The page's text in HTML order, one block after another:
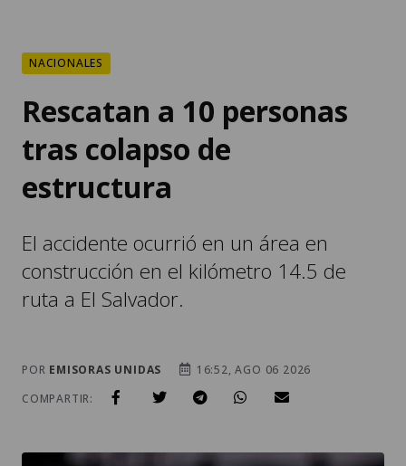
NACIONALES
Rescatan a 10 personas
tras colapso de
estructura
El accidente ocurrió en un área en
construcción en el kilómetro 14.5 de
ruta a El Salvador.
POR EMISORAS UNIDAS
16:52, AGO 06 2026
COMPARTIR: